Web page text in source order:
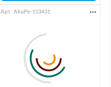
Арт. AkuPe-153431